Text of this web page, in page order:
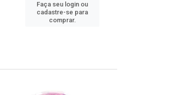
Faça seu login ou
cadastre-se para
comprar.